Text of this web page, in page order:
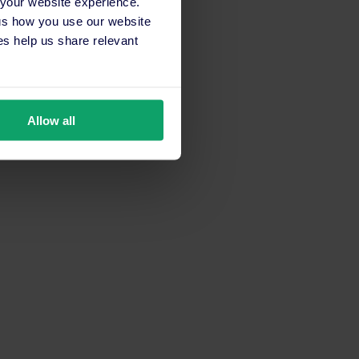
how you use our website
help us share relevant
Allow all